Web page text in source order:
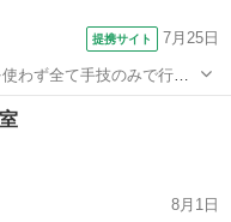
提携サイト 7月25日
わず全て手技のみで行い
てもOK（オイルやクリー
することで強弱の変化も
室
8月1日